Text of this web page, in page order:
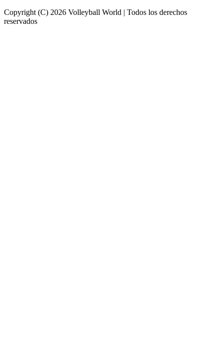
Copyright (C) 2026 Volleyball World | Todos los derechos
reservados